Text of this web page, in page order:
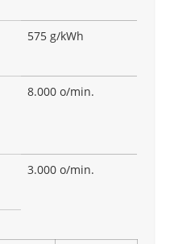
575 g/kWh
8.000 o/min.
3.000 o/min.